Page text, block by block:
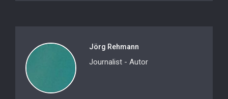
Jörg Rehmann
Journalist - Autor